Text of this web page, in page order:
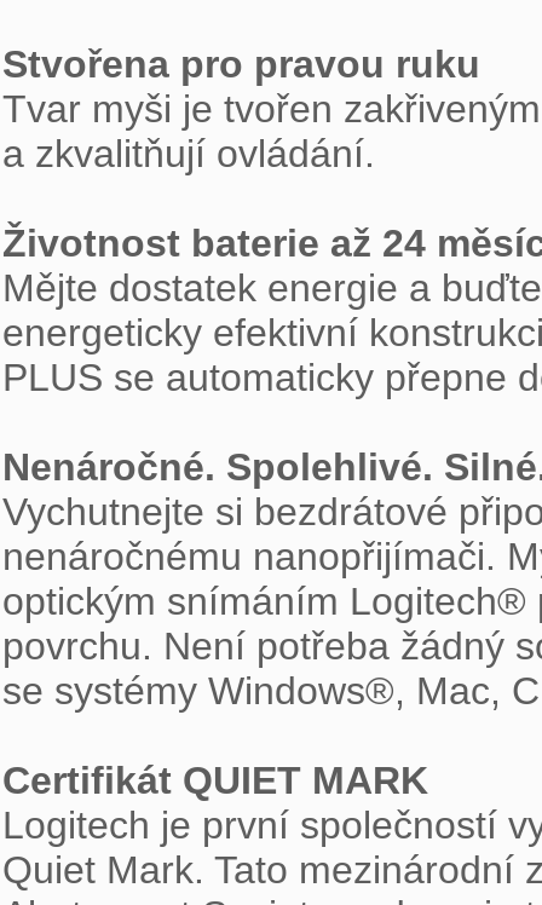
Stvořena pro pravou ruku
Tvar myši je tvořen
a zkvalitňují ovládání.
Životnost baterie až 24
Mějte dostatek energie a
energeticky efektivní
PLUS se automaticky přepne
Nenáročné. Spolehlivé.
Vychutnejte si bezdrátové
nenáročnému nanopřijímači.
optickým snímáním Logitech®
povrchu. Není potřeba žádný
se systémy Windows®, Mac,
Certifikát QUIET MARK
Logitech je první společností
Quiet Mark. Tato mezinárodní